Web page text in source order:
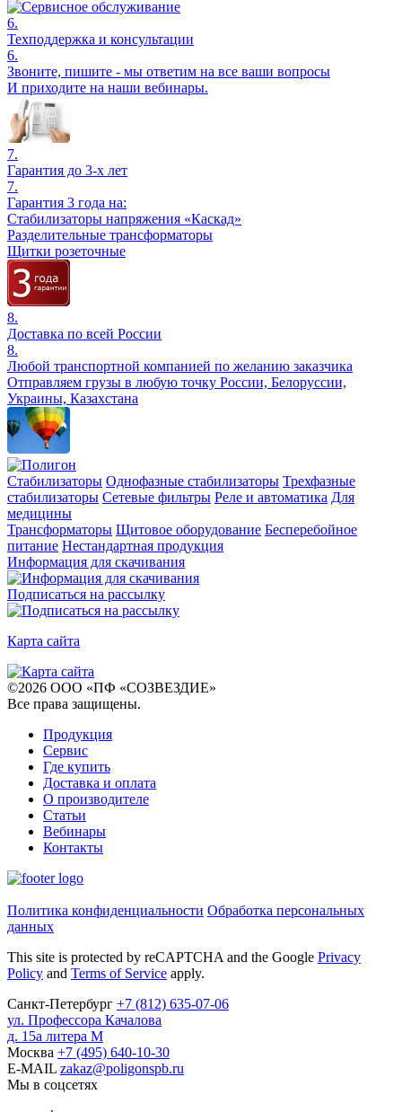
6.
Техподдержка и консультации
6.
Звоните, пишите - мы ответим на все ваши вопросы
И приходите на наши вебинары.
7.
Гарантия до 3-х лет
7.
Гарантия 3 года на:
Стабилизаторы напряжения «Каскад»
Разделительные трансформаторы
Щитки розеточные
8.
Доставка по всей России
8.
Любой транспортной компанией по желанию заказчика
Отправляем грузы в любую точку России, Белоруссии,
Украины, Казахстана
Стабилизаторы Однофазные стабилизаторы Трехфазные
стабилизаторы Сетевые фильтры Реле и автоматика Для
медицины
Трансформаторы Щитовое оборудование Бесперебойное
питание Нестандартная продукция
Информация для скачивания
Подписаться на рассылку
Карта сайта
©2026 ООО «ПФ «СОЗВЕЗДИЕ»
Все права защищены.
Продукция
Сервис
Где купить
Доставка и оплата
О производителе
Статьи
Вебинары
Контакты
Политика конфиденциальности Обработка персональных
данных
This site is protected by reCAPTCHA and the Google Privacy
Policy and Terms of Service apply.
Санкт-Петербург +7 (812) 635-07-06
ул. Профессора Качалова
д. 15а литера М
Москва +7 (495) 640-10-30
E-MAIL zakaz@poligonspb.ru
Мы в соцсетях